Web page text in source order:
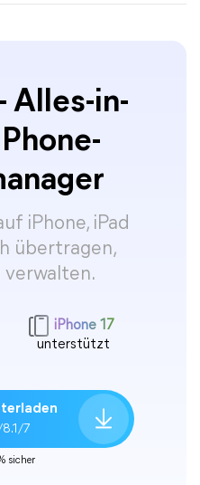
Alles-in-
iPhone, iPad
übertragen,
verwalten.
iPhone 17
unterstützt
7
sicher